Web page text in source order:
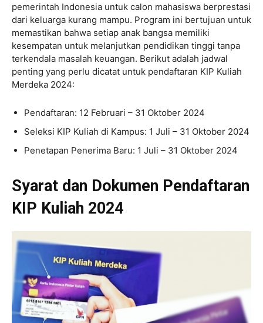
pemerintah Indonesia untuk calon mahasiswa berprestasi
dari keluarga kurang mampu. Program ini bertujuan untuk
memastikan bahwa setiap anak bangsa memiliki
kesempatan untuk melanjutkan pendidikan tinggi tanpa
terkendala masalah keuangan. Berikut adalah jadwal
penting yang perlu dicatat untuk pendaftaran KIP Kuliah
Merdeka 2024:
Pendaftaran: 12 Februari – 31 Oktober 2024
Seleksi KIP Kuliah di Kampus: 1 Juli – 31 Oktober 2024
Penetapan Penerima Baru: 1 Juli – 31 Oktober 2024
Syarat dan Dokumen Pendaftaran
KIP Kuliah 2024